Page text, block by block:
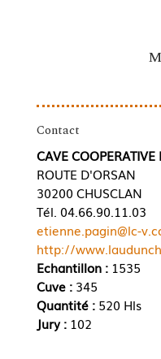
Contact
CAVE
ROUTE D'ORSAN
30200 CHUSCLAN
Tél. 04.66.90.11.03
etienne.pagin@lc-
http://
Echantillon :1535
Cuve : 345
Quantité : 520 Hls
Jury : 102